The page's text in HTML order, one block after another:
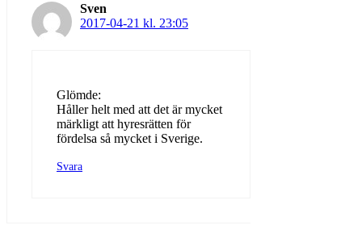
Sven
2017-04-21 kl. 23:05
Glömde:
Håller helt med att det är mycket
märkligt att hyresrätten för
fördelsa så mycket i Sverige.
Svara